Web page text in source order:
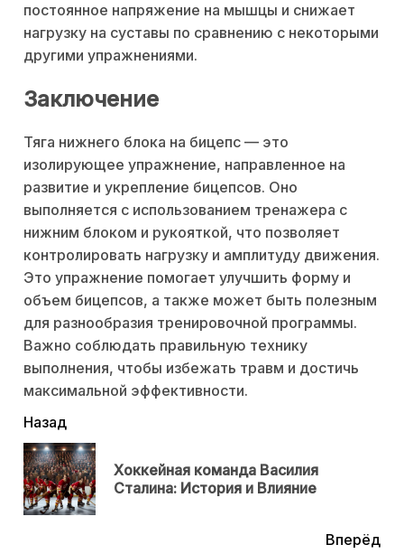
постоянное напряжение на мышцы и снижает
нагрузку на суставы по сравнению с некоторыми
другими упражнениями.
Заключение
Тяга нижнего блока на бицепс — это
изолирующее упражнение, направленное на
развитие и укрепление бицепсов. Оно
выполняется с использованием тренажера с
нижним блоком и рукояткой, что позволяет
контролировать нагрузку и амплитуду движения.
Это упражнение помогает улучшить форму и
объем бицепсов, а также может быть полезным
для разнообразия тренировочной программы.
Важно соблюдать правильную технику
выполнения, чтобы избежать травм и достичь
максимальной эффективности.
читать
еще
Назад
Хоккейная команда Василия
Сталина: История и Влияние
Вперёд